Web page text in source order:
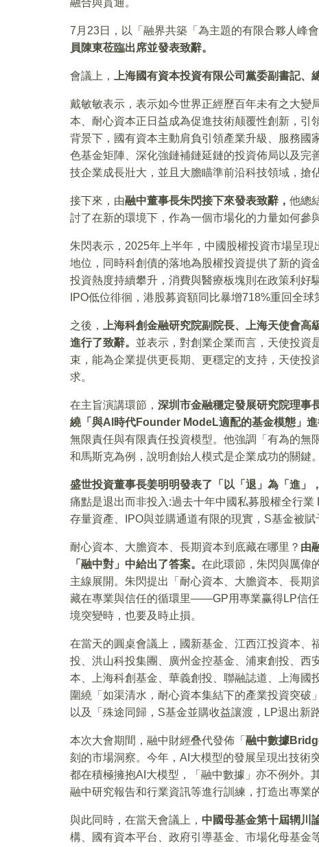
7月23日，以「融界共築「為主題的有限合夥人峰會
員陳東莅臨出席並發表致辭。
會議上， 上海國有資本投資有限公司黨委副書記、
戴敏敏表示，表示如今世界正經歷百年未有之大變
本、耐心資本正日益成為促進技術颠覆性創新，引
背景下，國有資本主動肩負引領產業升級、服務
色基金矩陣、深化強鏈補鏈延鏈的投資佈局以及
技企業成長壯大，並且大膽瞄準前沿科技領域，搶
接下來，由融中董事長朱閃接下來發表致辭， 他總
討了在新的環境下，作為一個市場化的力量如何參
朱閃表示，2025年上半年，中國股權投資市場呈
地位，同時科創債的落地為股權投資提供了新的
投資熱度持續攀升，消費與醫療板塊則在政策利好
IPO低位徘徊，港股募資額同比暴增718%重回全球
之後，
上海科創金融研究院副院長、上海天使會
進行了致辭。 並表示，對創業企業而言，天使投資
束，能為企業提供更長期、更穩定的支持，天使
求。
在主旨演講環節， 深圳市金融穩定發展研究院理事
繞「與Al時代Founder ModeL適配的基金模態」進
無限責任與有限責任投資模型。他強調「有為的無
和馬斯克為例，說明創始人模式是企業成功的關鍵。
盛世投資董事長姜明明發表了「以「退」為「進」
痛點是退出而非投入:過去十年中國私募股權全行
存量資產、IPO與並購通道有限的現實，S基金被賦
耐心資本、大膽資本、長期資本到底藏在哪里？ 由
「融中對」中給出了答案。 在此環節，朱閃與厲偉
主線展開。朱閃提出「耐心資本、大膽資本、長
藏在專業與信任的循環里——GP用專業赢得LP信
境突變時，也要及時止損。
在當天的圓桌會議上，國新基金、江西江投資本、
投、洪山科投集團、廣州金控基金、浦東創投、西
本、上海科創基金、華義創投、聯融誌道、上海
圍繞「如渠清水，耐心資本集結下的產業投資突破
以及「殊途同歸，S基金並購收益讓渡，LP退出新
本次大會期間，融中財經叠代發佈「 融中數據
刻的市場洞察。今年，AI大模型的發展呈現出技術
都在積極擁抱AI大模型，「融中數據」亦不例外。
融中研究報告和行業資訊等進行訓練，打造出專業
與此同時，在當天會議上， 中國母基金第十屆辋川
構、國有資本平台、政府引導基金、市場化母基金